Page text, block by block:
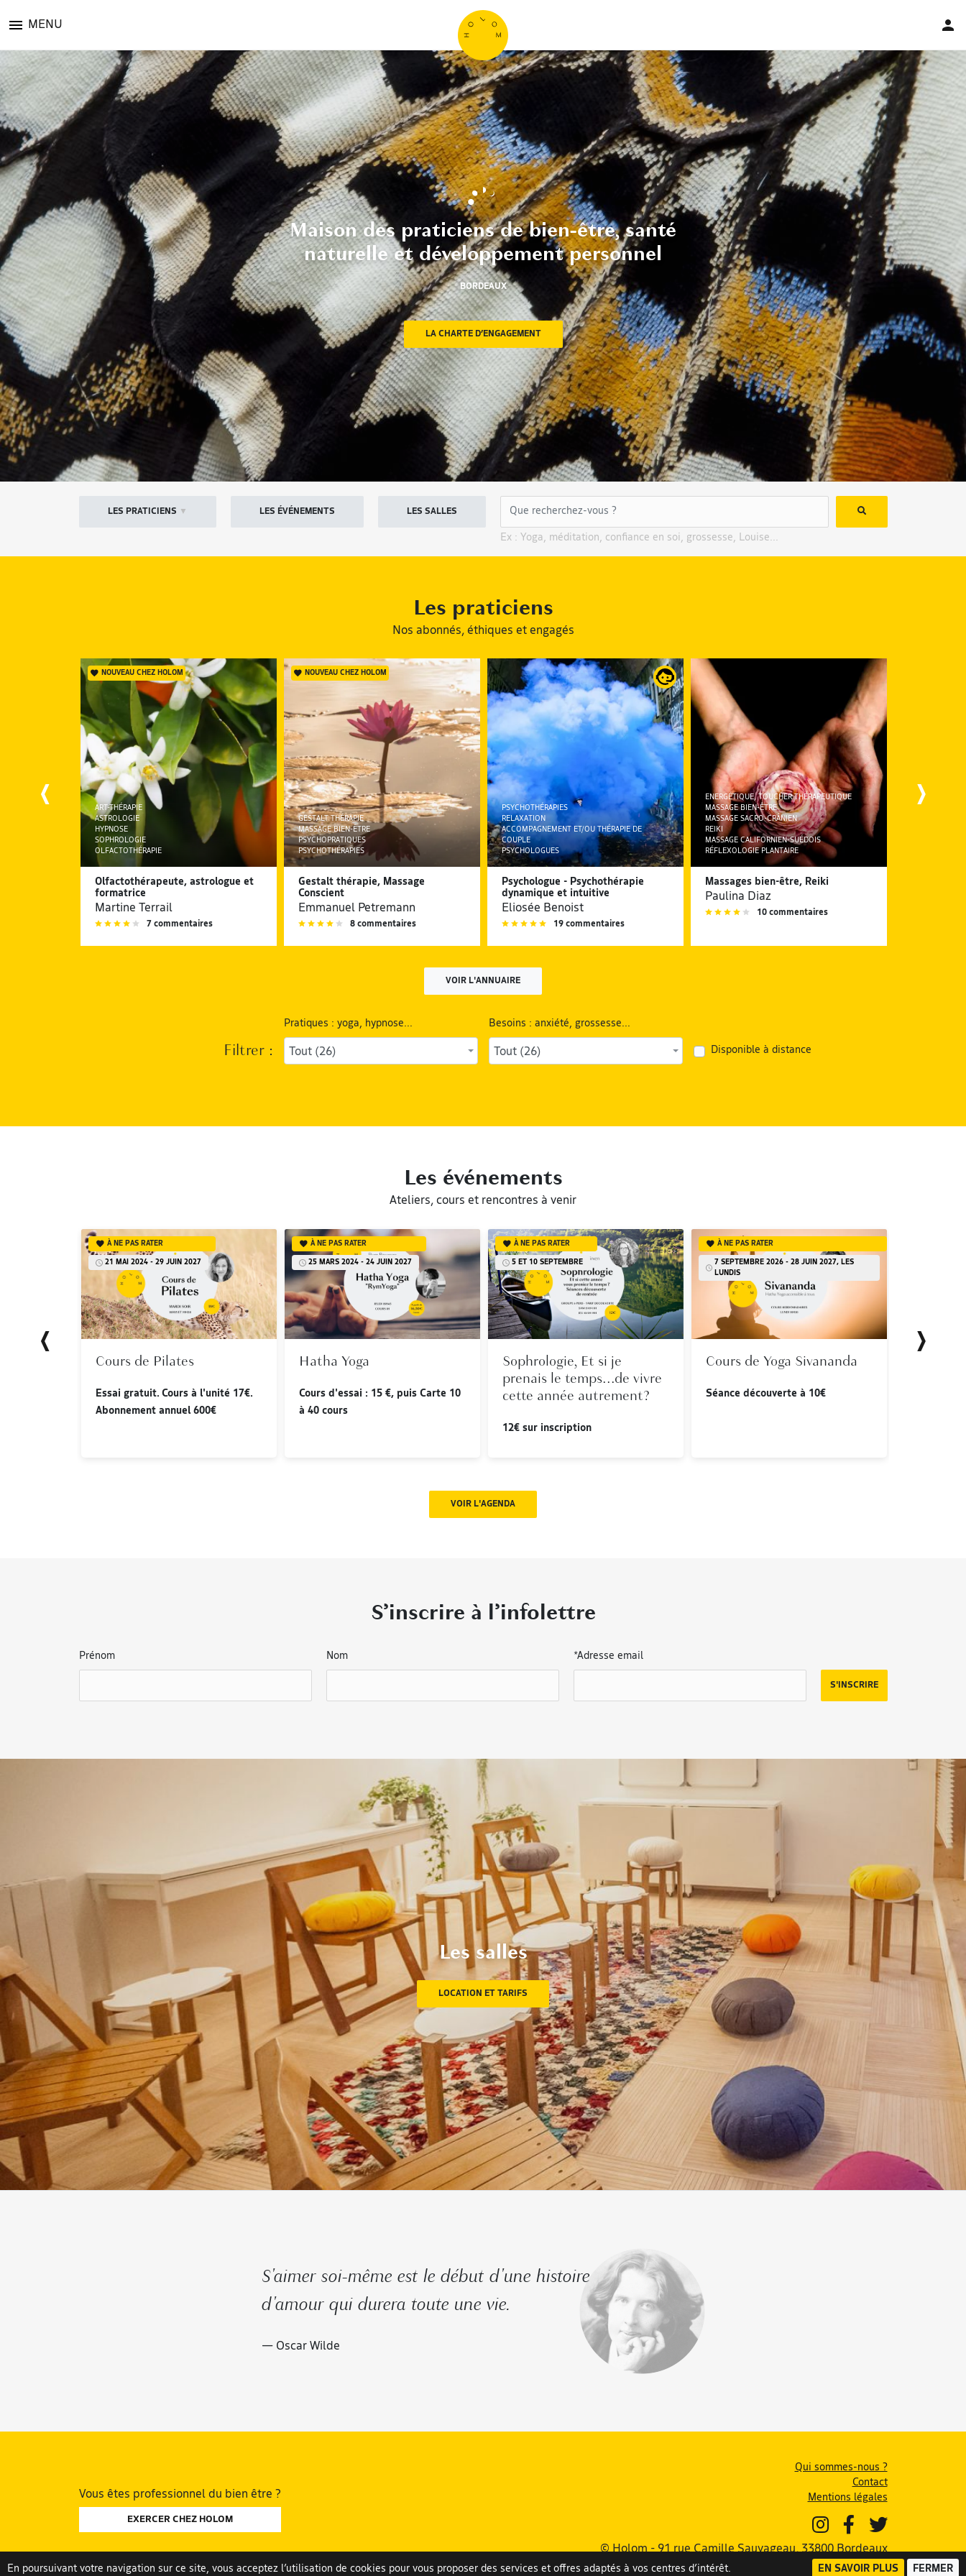
MENU
Maison des praticiensdebien-être,santé
naturelle et développement personnel
BORDEAUX
LA CHARTE D’ENGAGEMENT
LES PRATICIENS ▼ LES ÉVÉNEMENTS LES SALLES
Ex : Yoga, méditation, confiance en soi, grossesse, Louise...
Les praticiens
Nos abonnés, éthiques et engagés
NOUVEAU CHEZ HOLOM
ART-THÉRAPIE
ASTROLOGIE
HYPNOSE
SOPHROLOGIE
OLFACTOTHÉRAPIE
Olfactothérapeute, astrologue et
formatrice
Martine Terrail
7 commentaires
NOUVEAU CHEZ HOLOM
GESTALT THÉRAPIE
MASSAGE BIEN-ÊTRE
PSYCHOPRATIQUES
PSYCHOTHÉRAPIES
Gestalt thérapie, Massage
Conscient
Emmanuel Petremann
8 commentaires
PSYCHOTHÉRAPIES
RELAXATION
ACCOMPAGNEMENT ET/OU THÉRAPIE DE
COUPLE
PSYCHOLOGUES
Psychologue - Psychothérapie
dynamique et intuitive
Eliosée Benoist
19 commentaires
ENERGÉTIQUE, TOUCHER THÉRAPEUTIQUE
MASSAGE BIEN-ÊTRE
MASSAGE SACRO-CRÂNIEN
REIKI
MASSAGE CALIFORNIEN-SUÉDOIS
RÉFLEXOLOGIE PLANTAIRE
Massages bien-être, Reiki
Paulina Diaz
10 commentaires
VOIR L'ANNUAIRE
Filtrer :
Pratiques : yoga, hypnose...
Tout (26)
Besoins : anxiété, grossesse...
Tout (26) Disponible à distance
Les événements
Ateliers, cours et rencontres à venir
À NE PAS RATER
21 MAI 2024 - 29 JUIN 2027
Cours de Pilates
Essai gratuit. Cours à l'unité 17€.
Abonnement annuel 600€
À NE PAS RATER
25 MARS 2024 - 24 JUIN 2027
Hatha Yoga
Cours d'essai : 15 €, puis Carte 10
à 40 cours
À NE PAS RATER
5 ET 10 SEPTEMBRE
Sophrologie, Et si je
prenais le temps...de vivre
cette année autrement?
12€ sur inscription
À NE PAS RATER
7 SEPTEMBRE 2026 - 28 JUIN 2027, LES
LUNDIS
Cours de Yoga Sivananda
Séance découverte à 10€
VOIR L'AGENDA
S’inscrire à l’infolettre
Prénom Nom *Adresse email
Les salles
LOCATION ET TARIFS
S'aimer soi-même est le début d'une histoire
d'amour qui durera toute une vie.
— Oscar Wilde
Vous êtes professionnel du bien être ?
EXERCER CHEZ HOLOM
Qui sommes-nous ?
Contact
Mentions légales
© Holom - 91 rue Camille Sauvageau, 33800 Bordeaux
En poursuivant votre navigation sur ce site, vous acceptez l’utilisation de cookies pour vous proposer des services et offres adaptés à vos centres d’intérêt. EN SAVOIR PLUS FERMER